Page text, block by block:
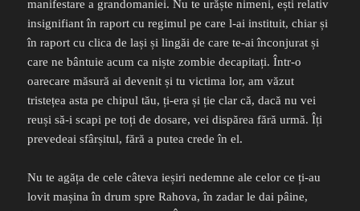
manifestare a grandomaniei. Nu te urăște nimeni, ești relativ
insignifiant în raport cu regimul pe care l-ai instituit, chiar și
în raport cu clica de lași și lingăi de care te-ai înconjurat și
care ne bântuie acum ca niște zombie decapitați. Într-o
oarecare măsură ai devenit și tu victima lor, am văzut
tristețea asta pe chipul tău, ți-era și ție clar că, dacă nu vei
reuși să-i scapi pe toți de dosare, vei dispărea fără urmă. Îți
prevedeai sfârșitul, fără a putea crede în el.
Nu te agăța de cele câteva ieșiri nedemne ale celor ce ți-au
lovit mașina în drum spre Rahova, în zadar le dai pâine,